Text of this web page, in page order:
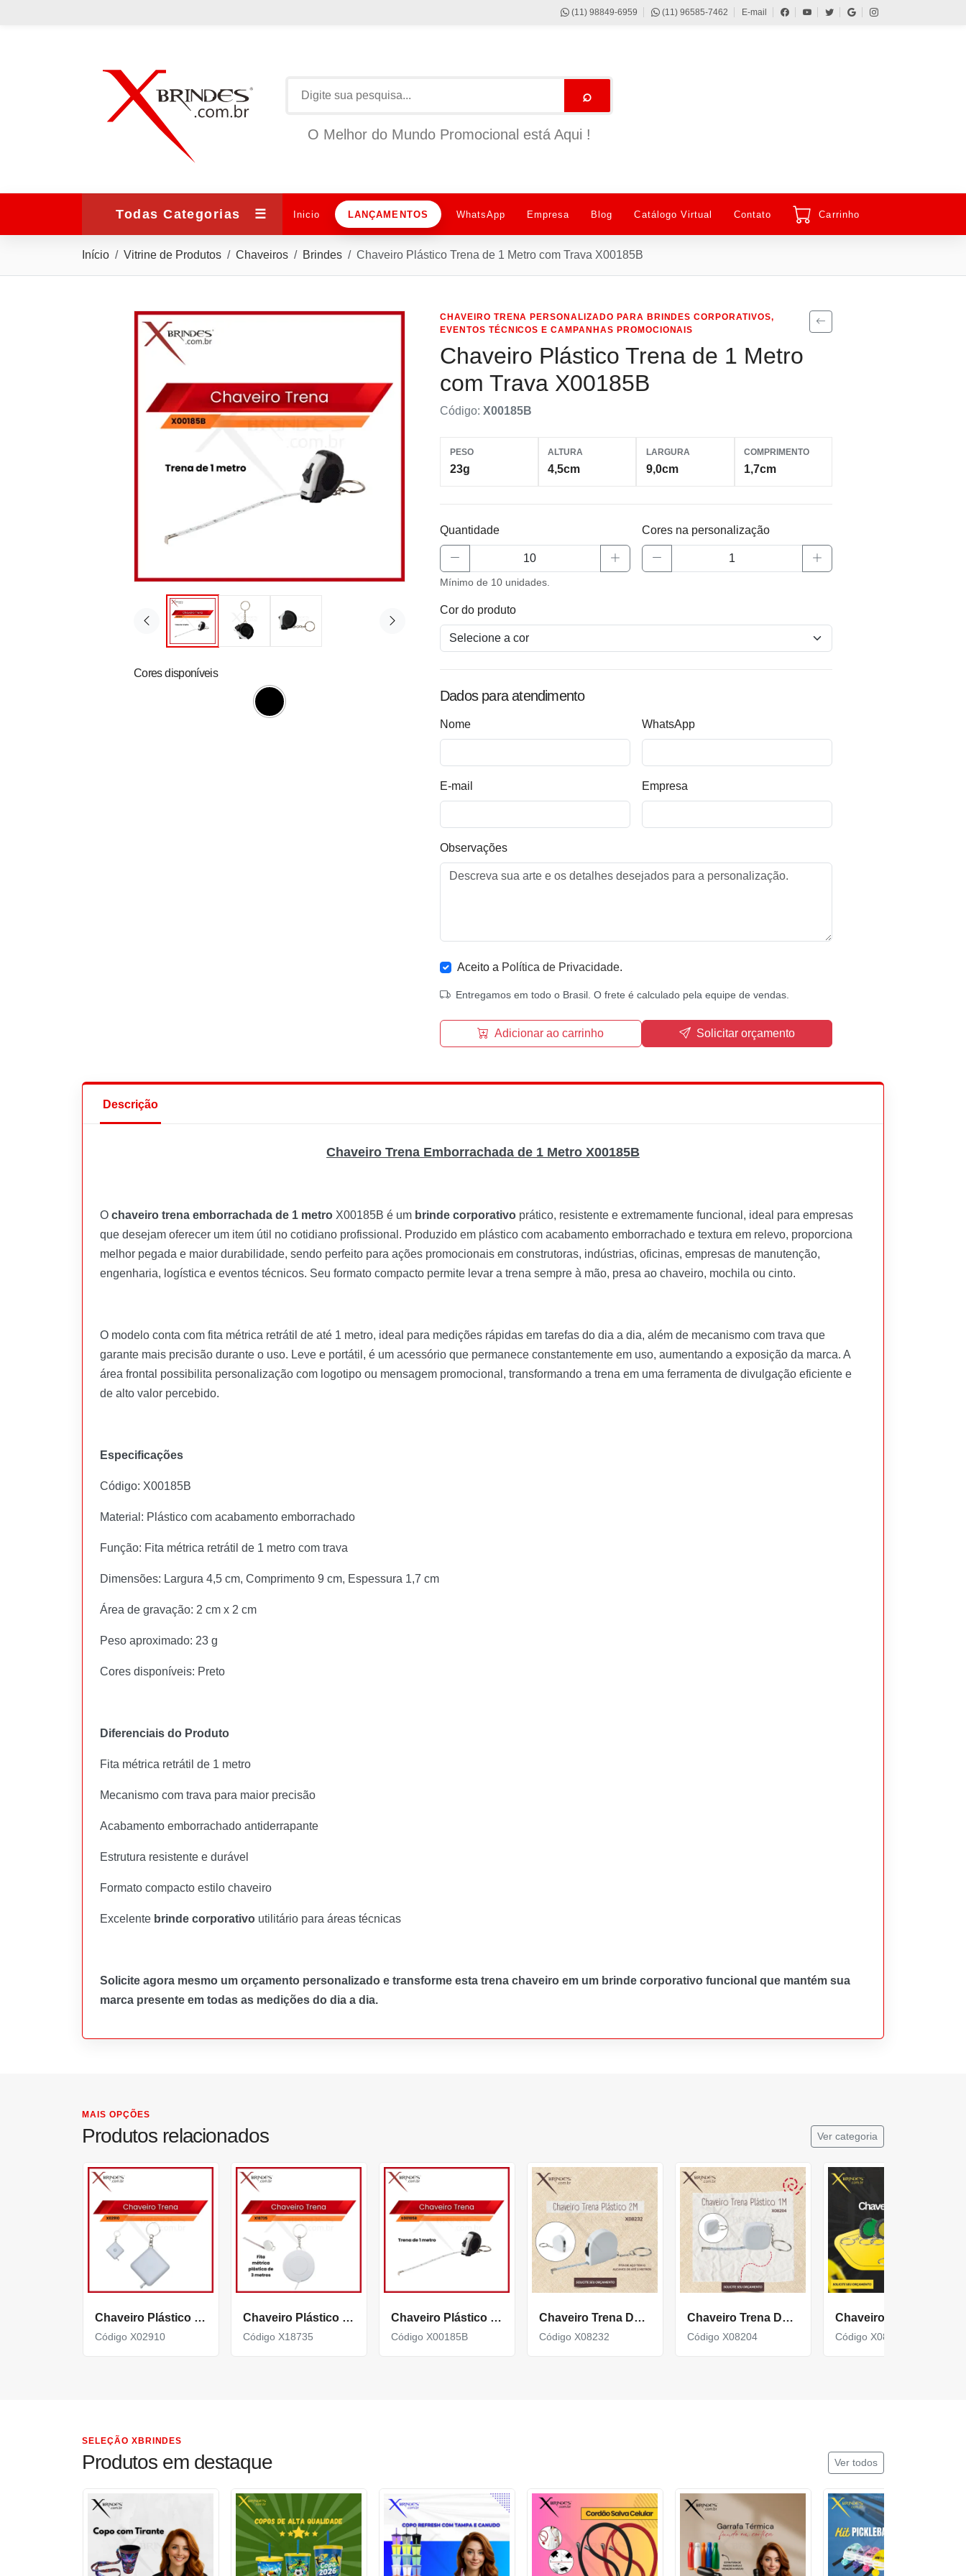
(11) 98849-6959 (11) 96585-7462 E-mail
⌕
O Melhor do Mundo Promocional está Aqui !
Todas Categorias ☰ Inicio LANÇAMENTOS WhatsApp Empresa Blog Catálogo Virtual Contato Carrinho
Início Vitrine de Produtos Chaveiros Brindes Chaveiro Plástico Trena de 1 Metro com Trava X00185B
Cores disponíveis
CHAVEIRO TRENA PERSONALIZADO PARA BRINDES CORPORATIVOS,
EVENTOS TÉCNICOS E CAMPANHAS PROMOCIONAIS
Chaveiro Plástico Trena de 1 Metro
com Trava X00185B
Código: X00185B
PESO
23g
ALTURA
4,5cm
LARGURA
9,0cm
COMPRIMENTO
1,7cm
Quantidade
Mínimo de 10 unidades.
Cores na personalização
Cor do produto
Dados para atendimento
Nome WhatsApp
E-mail Empresa
Observações
Aceito a Política de Privacidade.
Entregamos em todo o Brasil. O frete é calculado pela equipe de vendas.
Adicionar ao carrinho Solicitar orçamento
Descrição
Chaveiro Trena Emborrachada de 1 Metro X00185B
O chaveiro trena emborrachada de 1 metro X00185B é um brinde corporativo prático, resistente e extremamente funcional, ideal para empresas
que desejam oferecer um item útil no cotidiano profissional. Produzido em plástico com acabamento emborrachado e textura em relevo, proporciona
melhor pegada e maior durabilidade, sendo perfeito para ações promocionais em construtoras, indústrias, oficinas, empresas de manutenção,
engenharia, logística e eventos técnicos. Seu formato compacto permite levar a trena sempre à mão, presa ao chaveiro, mochila ou cinto.
O modelo conta com fita métrica retrátil de até 1 metro, ideal para medições rápidas em tarefas do dia a dia, além de mecanismo com trava que
garante mais precisão durante o uso. Leve e portátil, é um acessório que permanece constantemente em uso, aumentando a exposição da marca. A
área frontal possibilita personalização com logotipo ou mensagem promocional, transformando a trena em uma ferramenta de divulgação eficiente e
de alto valor percebido.
Especificações
Código: X00185B
Material: Plástico com acabamento emborrachado
Função: Fita métrica retrátil de 1 metro com trava
Dimensões: Largura 4,5 cm, Comprimento 9 cm, Espessura 1,7 cm
Área de gravação: 2 cm x 2 cm
Peso aproximado: 23 g
Cores disponíveis: Preto
Diferenciais do Produto
Fita métrica retrátil de 1 metro
Mecanismo com trava para maior precisão
Acabamento emborrachado antiderrapante
Estrutura resistente e durável
Formato compacto estilo chaveiro
Excelente brinde corporativo utilitário para áreas técnicas
Solicite agora mesmo um orçamento personalizado e transforme esta trena chaveiro em um brinde corporativo funcional que mantém sua
marca presente em todas as medições do dia a dia.
MAIS OPÇÕES
Produtos relacionados Ver categoria
Chaveiro Plástico com Fita métrica em formato quadrangular X02910
Código X02910
Chaveiro Plástico com Fita métrica plástica de 3 metros X18735
Código X18735
Chaveiro Plástico Trena de 1 Metro com Trava X00185B
Código X00185B
Chaveiro Trena De Plástico Com Fita De 2 Metros X08232
Código X08232
Chaveiro Trena De Plástico E Com Fita De 1M X08204
Código X08204 Código X08205
SELEÇÃO XBRINDES
Produtos em destaque Ver todos